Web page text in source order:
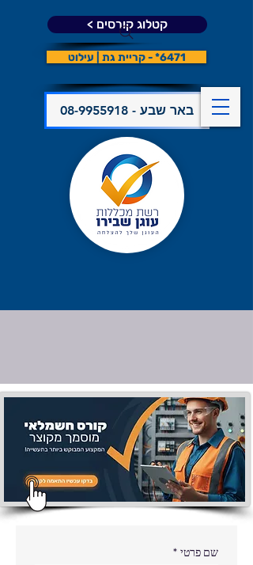
קטלוג קורסים >
6471* - קריית גת | עילוט
08-9955918 - באר שבע
שם פרטי *